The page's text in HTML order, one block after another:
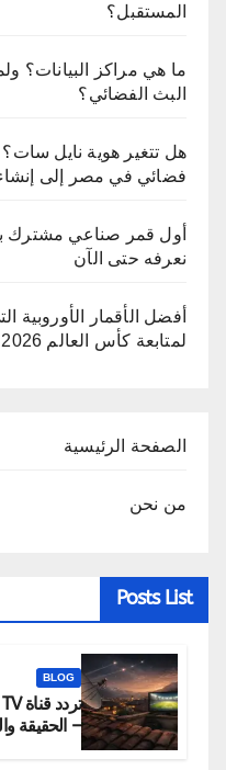
المستقبل؟
ما هي مراكز البيانات؟
البث الفضائي؟
هل تتغير هوية نايل
فضائي في مصر إلى إنشاء
أول قمر صناعي مشترك
نعرفه حتى الآن
أفضل الأقمار الأوروبية
لمتابعة كأس العالم 2026
الصفحة الرئيسية
من نحن
Posts List
BLOG
– الحقيقة